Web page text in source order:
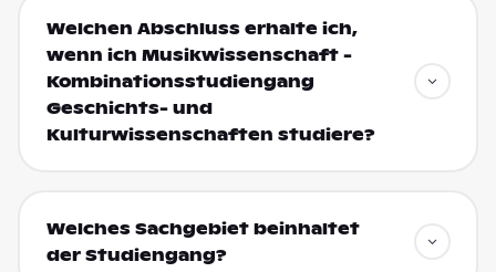
Welchen Abschluss erhalte ich,
wenn ich Musikwissenschaft -
Kombinationsstudiengang
Geschichts- und
Kulturwissenschaften studiere?
Welches Sachgebiet beinhaltet
der Studiengang?